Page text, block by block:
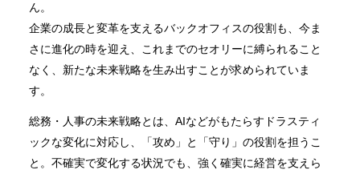
ん。
企業の成長と変革を支えるバックオフィスの役割も、今ま
さに進化の時を迎え、これまでのセオリーに縛られること
なく、新たな未来戦略を生み出すことが求められていま
す。
総務・人事の未来戦略とは、AIなどがもたらすドラスティ
ックな変化に対応し、「攻め」と「守り」の役割を担うこ
と。不確実で変化する状況でも、強く確実に経営を支えら